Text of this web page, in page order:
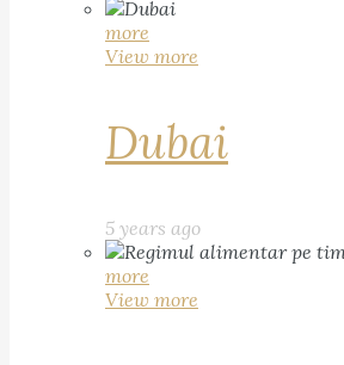
more
View more
Dubai
5 years ago
more
View more